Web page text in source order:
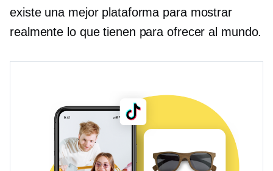
existe una mejor plataforma para mostrar
realmente lo que tienen para ofrecer al mundo.